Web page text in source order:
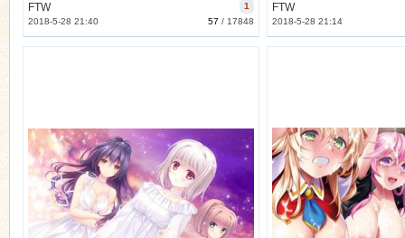
1
FTW
57 / 17848
2018-5-28 21:40
FTW
2018-5-28 21:14